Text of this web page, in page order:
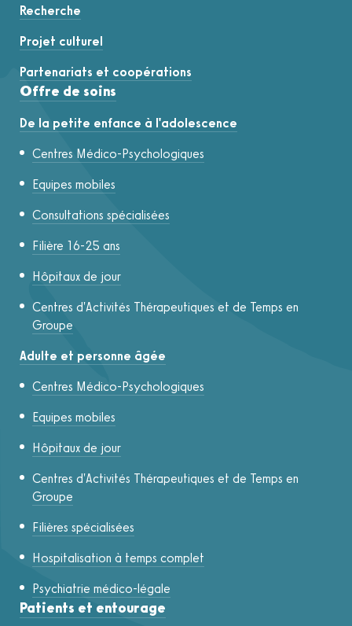
Recherche
Projet culturel
Partenariats et coopérations
Offre de soins
De la petite enfance à l'adolescence
Centres Médico-Psychologiques
Equipes mobiles
Consultations spécialisées
Filière 16-25 ans
Hôpitaux de jour
Centres d'Activités Thérapeutiques et de Temps en
Groupe
Adulte et personne âgée
Centres Médico-Psychologiques
Equipes mobiles
Hôpitaux de jour
Centres d'Activités Thérapeutiques et de Temps en
Groupe
Filières spécialisées
Hospitalisation à temps complet
Psychiatrie médico-légale
Patients et entourage